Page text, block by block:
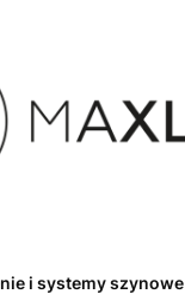
i systemy szynowe